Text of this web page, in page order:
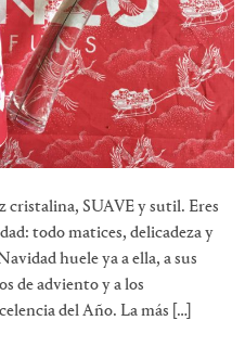
SUAVE y sutil. Eres
todo matices, delicadeza y
huele ya a ella, a sus
de adviento y a los
del Año. La más […]